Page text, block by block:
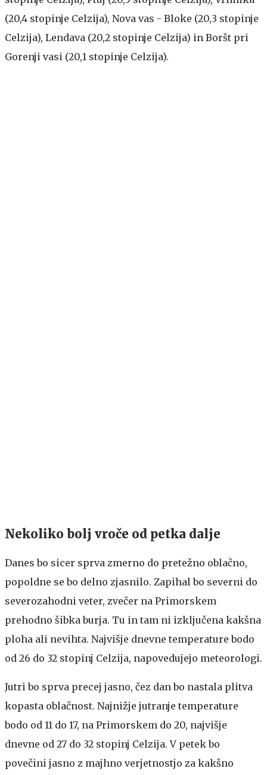
(20,4 stopinje Celzija), Nova vas - Bloke (20,3 stopinje
Celzija), Lendava (20,2 stopinje Celzija) in Boršt pri
Gorenji vasi (20,1 stopinje Celzija).
Nekoliko bolj vroče od petka dalje
Danes bo sicer sprva zmerno do pretežno oblačno,
popoldne se bo delno zjasnilo. Zapihal bo severni do
severozahodni veter, zvečer na Primorskem
prehodno šibka burja. Tu in tam ni izključena kakšna
ploha ali nevihta. Najvišje dnevne temperature bodo
od 26 do 32 stopinj Celzija, napovedujejo meteorologi.
Jutri bo sprva precej jasno, čez dan bo nastala plitva
kopasta oblačnost. Najnižje jutranje temperature
bodo od 11 do 17, na Primorskem do 20, najvišje
dnevne od 27 do 32 stopinj Celzija. V petek bo
povečini jasno z majhno verjetnostjo za kakšno